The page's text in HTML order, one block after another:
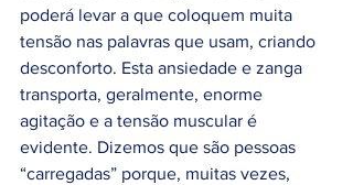
poderá levar a que coloquem muita
tensão nas palavras que usam, criando
desconforto. Esta ansiedade e zanga
transporta, geralmente, enorme
agitação e a tensão muscular é
evidente. Dizemos que são pessoas
“carregadas” porque, muitas vezes,